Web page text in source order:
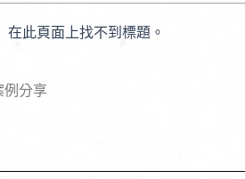
在此頁面上找不到標題。
例分享